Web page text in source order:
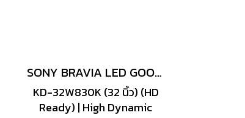
SONY BRAVIA LED GOOGLE TV รุ่น KD-32W830K สมาร์ททีวี 32 นิ้ว
KD-32W830K (32 นิ้ว) (HD
Ready) | High Dynamic